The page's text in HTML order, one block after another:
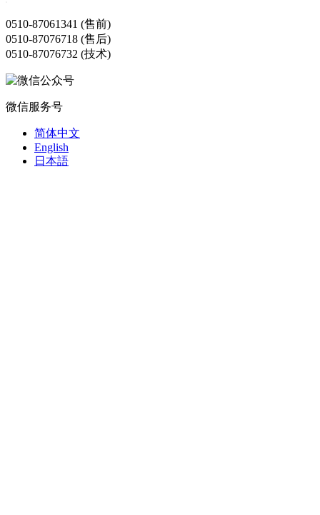
0510-87061341 (售前)
0510-87076718 (售后)
0510-87076732 (技术)
微信服务号
简体中文
English
日本語